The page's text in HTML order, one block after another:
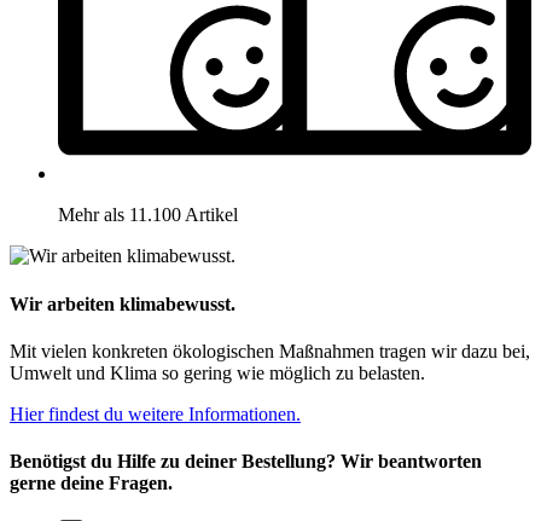
Mehr als 11.100 Artikel
Wir arbeiten klimabewusst.
Mit vielen konkreten ökologischen Maßnahmen tragen wir dazu bei,
Umwelt und Klima so gering wie möglich zu belasten.
Hier findest du weitere Informationen.
Benötigst du Hilfe zu deiner Bestellung? Wir beantworten
gerne deine Fragen.